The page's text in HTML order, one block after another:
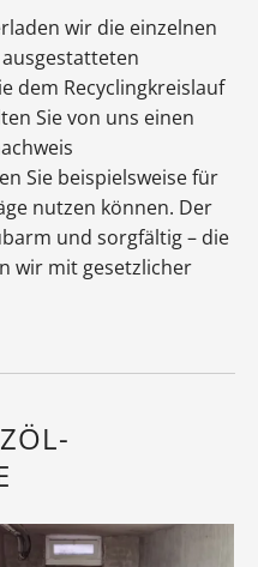
wir die einzelnen
dem Recyclingkreislauf
Sie von uns einen
Sie beispielsweise für
nutzen können. Der
und sorgfältig – die
wir mit gesetzlicher